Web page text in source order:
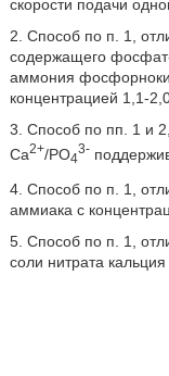
скорости подачи
2. Способ по п. 1,
содержащего
аммония
концентрацией 1,1-
3. Способ по пп. 1 и
Са2+/PO4
3-
4. Способ по п. 1,
аммиака с
5. Способ по п. 1,
соли нитрата